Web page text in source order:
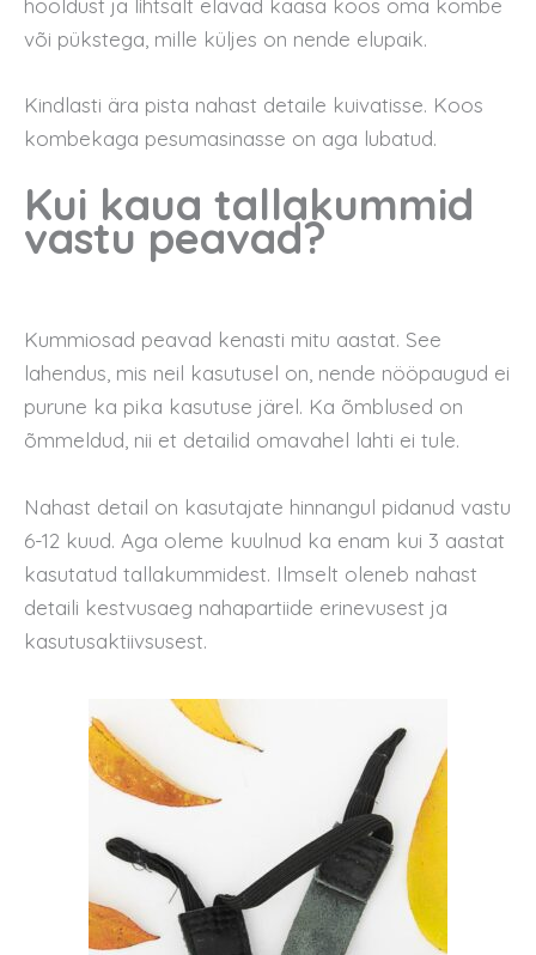
või pükstega, mille küljes on nende elupaik.
Kindlasti ära pista nahast detaile kuivatisse. Koos
kombekaga pesumasinasse on aga lubatud.
Kui kaua tallakummid
vastu peavad?
Kummiosad peavad kenasti mitu aastat. See
lahendus, mis neil kasutusel on, nende nööpaugud ei
purune ka pika kasutuse järel. Ka õmblused on
õmmeldud, nii et detailid omavahel lahti ei tule.
Nahast detail on kasutajate hinnangul pidanud vastu
6-12 kuud. Aga oleme kuulnud ka enam kui 3 aastat
kasutatud tallakummidest. Ilmselt oleneb nahast
detaili kestvusaeg nahapartiide erinevusest ja
kasutusaktiivsusest.